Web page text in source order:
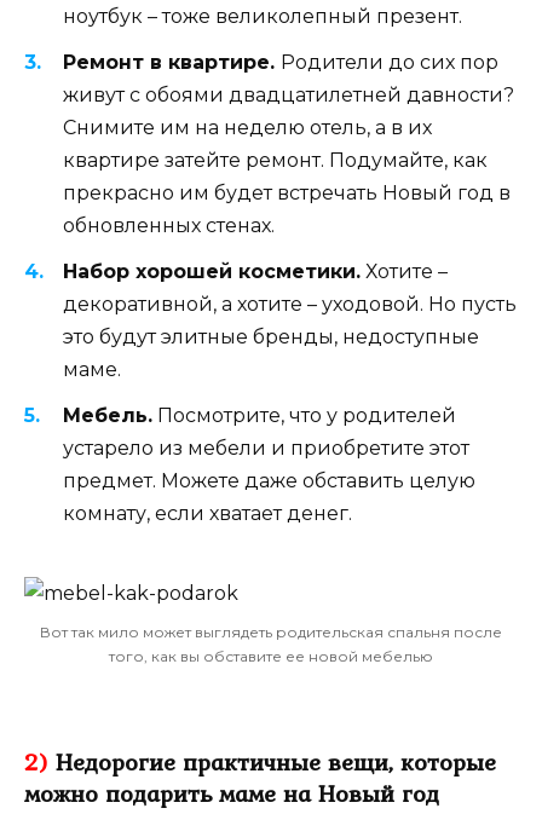
ноутбук – тоже великолепный презент.
Ремонт в квартире. Родители до сих пор
живут с обоями двадцатилетней давности?
Снимите им на неделю отель, а в их
квартире затейте ремонт. Подумайте, как
прекрасно им будет встречать Новый год в
обновленных стенах.
Набор хорошей косметики. Хотите –
декоративной, а хотите – уходовой. Но пусть
это будут элитные бренды, недоступные
маме.
Мебель. Посмотрите, что у родителей
устарело из мебели и приобретите этот
предмет. Можете даже обставить целую
комнату, если хватает денег.
Вот так мило может выглядеть родительская спальня после
того, как вы обставите ее новой мебелью
2) Недорогие практичные вещи, которые
можно подарить маме на Новый год